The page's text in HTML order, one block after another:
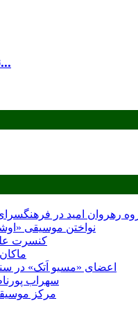
نگاهی به زندگی هنری ناصر عبد...
رهروان امید در
نواختن موسیقی
کنسرت
اعضای «مسیو اَتک» در
سهراب
مرکز